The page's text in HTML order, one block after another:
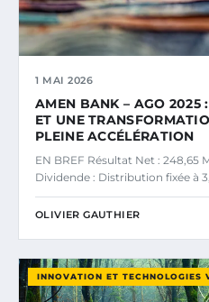
1 MAI 2026
AMEN BANK – AGO 2025
ET UNE
PLEINE ACCÉLÉRATION
EN BREF Résultat Net : 248,65
Dividende : Distribution fixée à
OLIVIER GAUTHIER
INNOVATION ET TECHNOLOGIES